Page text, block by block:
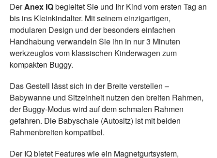
DerAnex IQbegleitet Sie und Ihr Kind vom ersten Tag an
bis ins Kleinkindalter. Mit seinem einzigartigen,
modularen Design und der besonders einfachen
Handhabung verwandeln Sie ihn in nur 3 Minuten
werkzeuglos vom klassischen Kinderwagen zum
kompakten Buggy.
Das Gestell lässt sich in der Breite verstellen –
Babywanne und Sitzeinheit nutzen den breiten Rahmen,
der Buggy-Modus wird auf dem schmalen Rahmen
gefahren. Die Babyschale (Autositz) ist mit beiden
Rahmenbreiten kompatibel.
Der IQ bietet Features wie ein Magnetgurtsystem,